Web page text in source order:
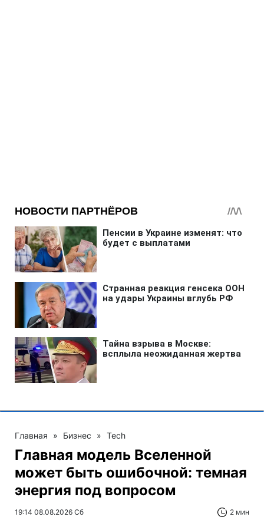
Главная » Бизнес » Tech
Главная модель Вселенной
может быть ошибочной: темная
энергия под вопросом
19:14 08.08.2026 Сб 2 мин